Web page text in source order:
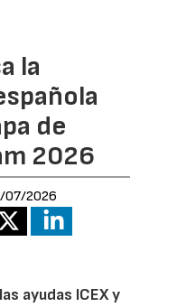
la
de
2026
07/2026
ayudas ICEX y